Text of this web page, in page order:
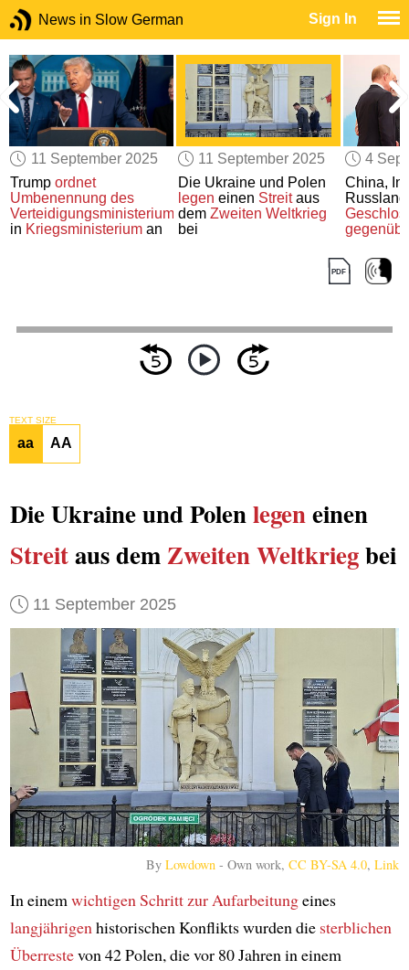
News in Slow German Sign In
11 September 2025
Trumpordnet
Umbenennung des
Verteidigungsministeriums
in Kriegsministerium an
11 September 2025
Die Ukraine und Polen
legen einen Streitaus
dem Zweiten Weltkrieg
bei
4
China,
TEXT SIZE
aa AA
Die Ukraine und Polenlegeneinen
Streitaus demZweiten Weltkriegbei
11 September 2025
ByLowdown -Own work,CC BY-SA 4.0,Link
In einemwichtigen Schritt zur Aufarbeitungeines
langjährigenhistorischen Konflikts wurden die sterblichen
Überrestevon 42 Polen, die vor 80 Jahren in einem